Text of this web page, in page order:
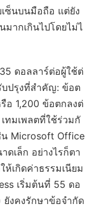
ซ็นบนมือถือ แต่ยัง
ากเกินไปโดยไม่ไ
ดอลลาร์ต่อผู้ใช้ต่
บปรุงที่สำคัญ: ข้อต
อ 1,200 ข้อตกลงต่
ทมเพลตที่ใช้ร่วมกั
น Microsoft Office
เล็ก อย่างไรก็ตา
เกิดค่าธรรมเนียม
เริ่มต้นที่ 55 ดอ
ยังคงรักษาข้อจำกัด